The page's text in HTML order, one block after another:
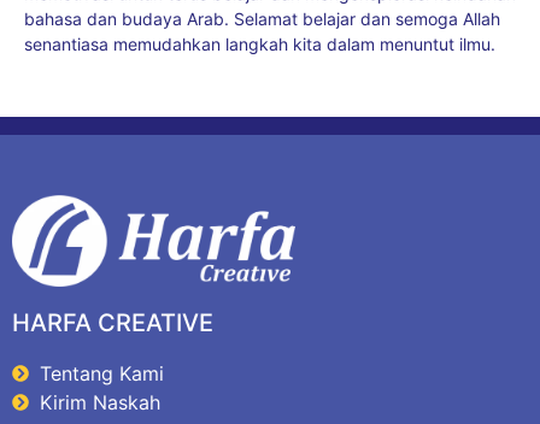
bahasa dan budaya Arab. Selamat belajar dan semoga Allah
senantiasa memudahkan langkah kita dalam menuntut ilmu.
HARFA CREATIVE
Tentang Kami
Kirim Naskah